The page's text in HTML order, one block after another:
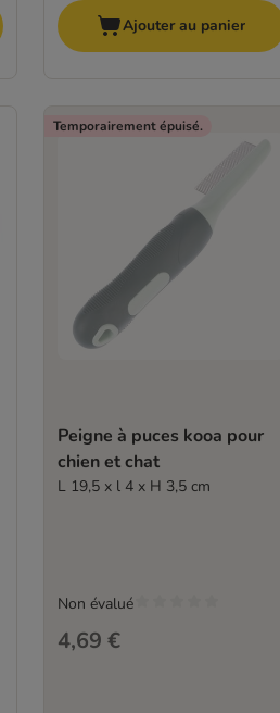
Ajouter au panier
Temporairement épuisé.
Peigne à puces kooa pour
chien et chat
L 19,5 x l 4 x H 3,5 cm
4,69 €
Non évalué